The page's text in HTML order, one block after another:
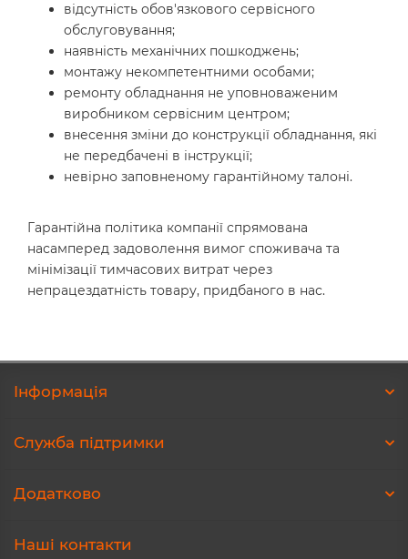
відсутність обов'язкового сервісного
обслуговування;
наявність механічних пошкоджень;
монтажу некомпетентними особами;
ремонту обладнання не уповноваженим
виробником сервісним центром;
внесення зміни до конструкції обладнання, які
не передбачені в інструкції;
невірно заповненому гарантійному талоні.
Гарантійна політика компанії спрямована
насамперед задоволення вимог споживача та
мінімізації тимчасових витрат через
непрацездатність товару, придбаного в нас.
Iнформація
Служба підтримки
Додатково
Наші контакти